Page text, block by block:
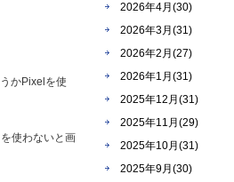
2026年4月(30)
2026年3月(31)
2026年2月(27)
2026年1月(31)
2025年12月(31)
2025年11月(29)
2025年10月(31)
2025年9月(30)
かPixelを使
使わないと画